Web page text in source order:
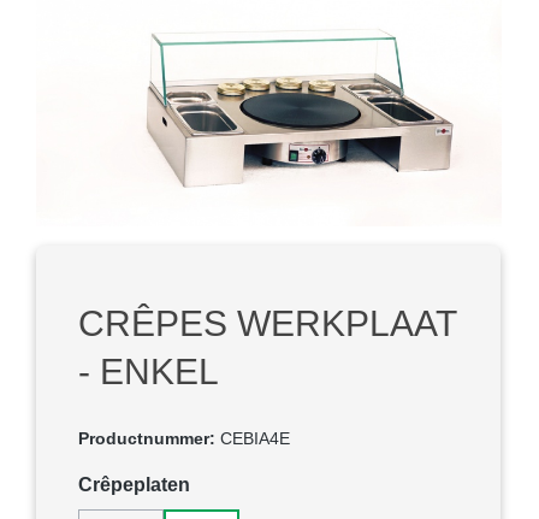
CRÊPES WERKPLAAT
- ENKEL
Productnummer: CEBIA4E
Selecteer
Crêpeplaten